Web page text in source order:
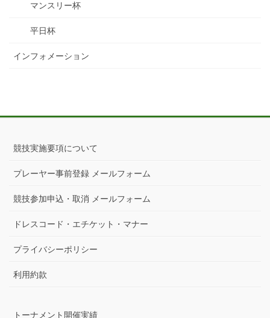
マンスリー杯
平日杯
インフォメーション
競技実施要項について
プレーヤー事前登録 メールフォーム
競技参加申込・取消 メールフォーム
ドレスコード・エチケット・マナー
プライバシーポリシー
利用約款
トーナメント開催実績